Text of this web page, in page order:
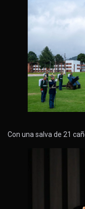
Con una salva de 21